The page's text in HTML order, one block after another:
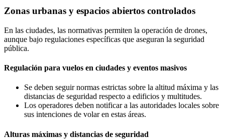
Zonas urbanas y espacios abiertos controlados
En las ciudades, las normativas permiten la operación de drones,
aunque bajo regulaciones específicas que aseguran la seguridad
pública.
Regulación para vuelos en ciudades y eventos masivos
Se deben seguir normas estrictas sobre la altitud máxima y las
distancias de seguridad respecto a edificios y multitudes.
Los operadores deben notificar a las autoridades locales sobre
sus intenciones de volar en estas áreas.
Alturas máximas y distancias de seguridad